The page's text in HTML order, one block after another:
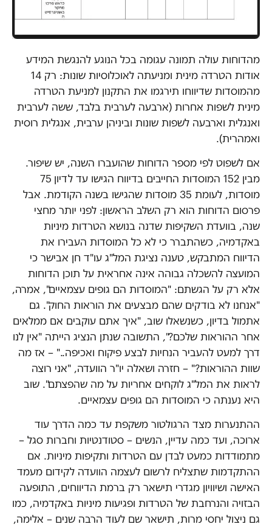
מהדוחות עולה תמונה עגומה בכל הנוגע להנגשת המידע
אודות הטרדה מינית ומניעתה לאוכלוסיות שונות: רק 14
מהמוסדות שדיווחו תירגמו את התקנון למניעת הטרדה
מינית לשפות אחרות (ארבעה לערבית בלבד, ששה לערבית
ואנגלית וארבעה לשפות שונות וביניהן ערבית, אנגלית רוסית
ואמהרית).
אם לשפוט לפי מספר הדוחות שהועברו השנה, יש שיפור.
מבין 152 המוסדות החייבים בדיווח הגישו עד לדיון 75
מוסדות, לעומת 35 מוסדות שהגישו בשנה הקודמת. אבל
פרסום הדוחות הוא רק השלב הראשון: לפני יותר מחצי
שנה, בוועדת השקיפות שדנה בנושא הטרדות מיניות
באקדמיה, כשהתברר כי לא כל המוסדות העבירו את
הדיווח המתבקש, טענה נציגת המל"ג עו"ד חן אבישר כי
המועצה להשכלה גבוהה אינה אחראית על תוכן הדוחות
אלא רק על הגשתם: "המוסדות הם גופים עצמאיים", אמרה,
"אנחנו לא בודקים שהם מבצעים את הוראות החוק". גם
אתמול בדיון, כשנשאלו שוב, "איך אתם עוקבים אם ממלאים
אחר ההוראות שלכם?", התשובה שנתן הנציג הייתה "אין לנו
דרך למעט להעביר הנחיות לבצע פיקוח ואכיפה.." – אז מה
שוות ההוראות?" – חזרה ושאלה יו"ר הוועדה, "אני רוצה
לראות את המל"ג לוקחים אחריות על מה שהפצתם". שוב
היא נענתה כי המוסדות הם גופים עצמאיים.
ההתנערות מצד הרגולטור משקפת עד כמה הדרך עוד
ארוכה, ועד כמה עדיין, הנשים – סטודנטיות וחברות סגל –
מתמודדות כמעט לבדן עם הטרדות ותקיפות מיניות. אם
ההתקדמות שתצליח לרשום לעצמה הוועדה לקידום מעמד
האישה ושיוויון מגדרי תישאר רק ברמת הדיווחים, התופעה
הבזויה והנרחבת של הטרדות ופגיעות מיניות באקדמיה, כמו
גם ניצול יחסי מרות, תישאר שם לעוד הרבה שנים – אלימה,